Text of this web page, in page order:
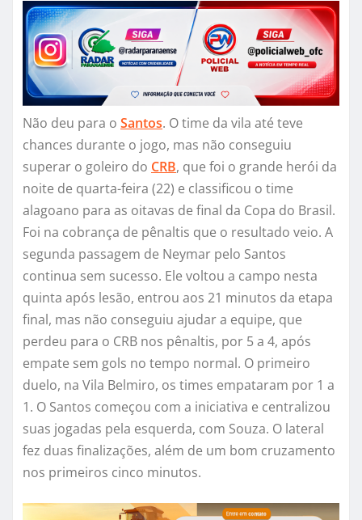
Não deu para o Santos. O time da vila até teve
chances durante o jogo, mas não conseguiu
superar o goleiro do CRB, que foi o grande herói da
noite de quarta-feira (22) e classificou o time
alagoano para as oitavas de final da Copa do Brasil.
Foi na cobrança de pênaltis que o resultado veio. A
segunda passagem de Neymar pelo Santos
continua sem sucesso. Ele voltou a campo nesta
quinta após lesão, entrou aos 21 minutos da etapa
final, mas não conseguiu ajudar a equipe, que
perdeu para o CRB nos pênaltis, por 5 a 4, após
empate sem gols no tempo normal. O primeiro
duelo, na Vila Belmiro, os times empataram por 1 a
1. O Santos começou com a iniciativa e centralizou
suas jogadas pela esquerda, com Souza. O lateral
fez duas finalizações, além de um bom cruzamento
nos primeiros cinco minutos.